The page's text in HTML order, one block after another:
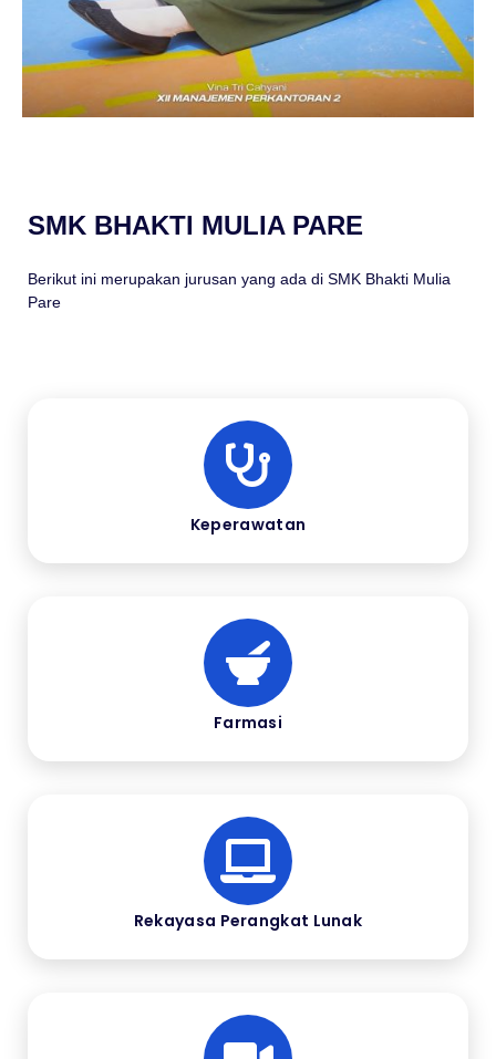
SMK BHAKTI MULIA PARE
Berikut ini merupakan jurusan yang ada di SMK Bhakti Mulia
Pare
Keperawatan
Farmasi
Rekayasa Perangkat Lunak